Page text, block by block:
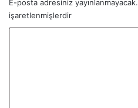
E-posta adresiniz yayınlanmayacak.
işaretlenmişlerdir